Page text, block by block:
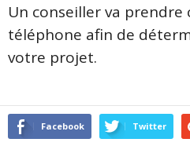
Un conseiller va prendre
téléphone afin de
votre projet.
Facebook Twitter